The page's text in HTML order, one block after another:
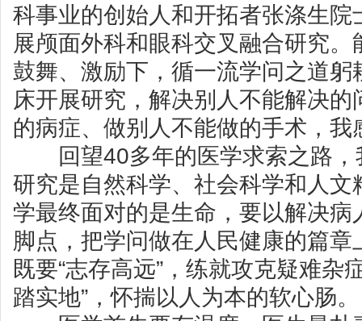
科事业的创始人和开拓者张涤生院
展颅面外科和眼科交叉融合研究
鼓舞、激励下，循一流学问之道
床开展研究，解决别人不能解决
的病症、做别人不能做的手术，我
回望40多年的医学求索之路，
研究是自然科学、社会科学和人文
学最终面对的是生命，要以解决
脚点，把学问做在人民健康的篇
既要“志存高远”，练就攻克疑难杂
踏实地”，怀揣以人为本的软心肠。